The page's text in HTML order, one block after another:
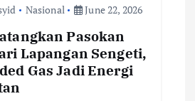
Nasional June 22, 2026
Pasokan
Lapangan Sengeti,
Gas Jadi Energi